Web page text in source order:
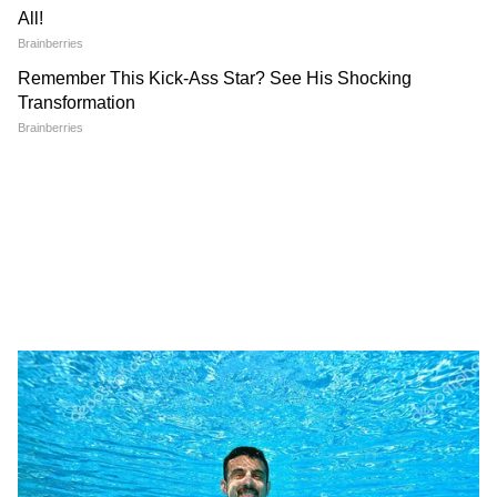
कासगंज: ट्रेन की छत पर चढ़े युवक की जिंदा जलकर
फैसले, धार्मिक स्थल अपडेट्स, अपराध और रोजगार
समाचार सबसे पहले पाएं। वाराणसी, लखनऊ, नोएडा से